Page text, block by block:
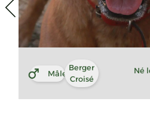
Mâle
Berger
Croisé
Né